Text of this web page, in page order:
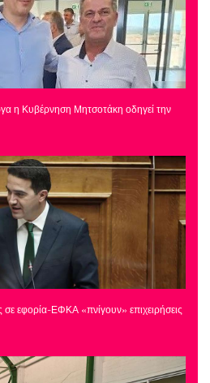
η Κυβέρνηση Μητσοτάκη οδηγεί την
σε εφορία-ΕΦΚΑ «πνίγουν» επιχειρήσεις